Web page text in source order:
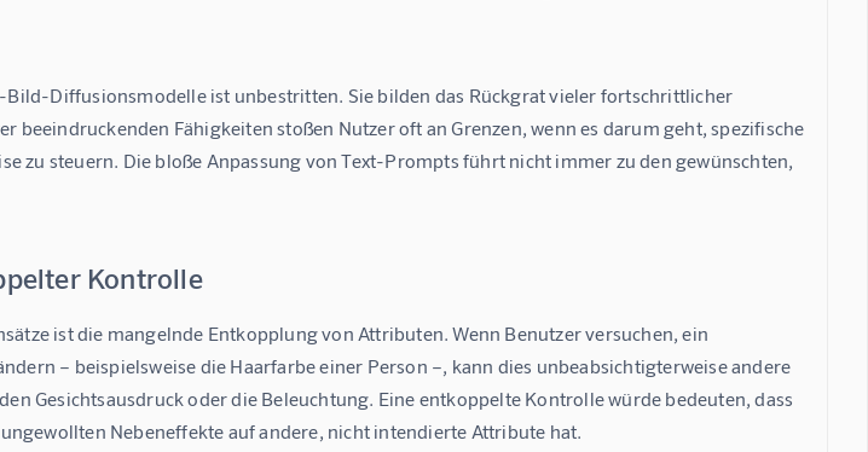
Diffusionsmodelle ist unbestritten. Sie bilden das Rückgrat vieler fortschrittlicher
beeindruckenden Fähigkeiten stoßen Nutzer oft an Grenzen, wenn es darum geht, spezifische
zu steuern. Die bloße Anpassung von Text-Prompts führt nicht immer zu den gewünschten,
Kontrolle
ist die mangelnde Entkopplung von Attributen. Wenn Benutzer versuchen, ein
– beispielsweise die Haarfarbe einer Person –, kann dies unbeabsichtigterweise andere
Gesichtsausdruck oder die Beleuchtung. Eine entkoppelte Kontrolle würde bedeuten, dass
Nebeneffekte auf andere, nicht intendierte Attribute hat.